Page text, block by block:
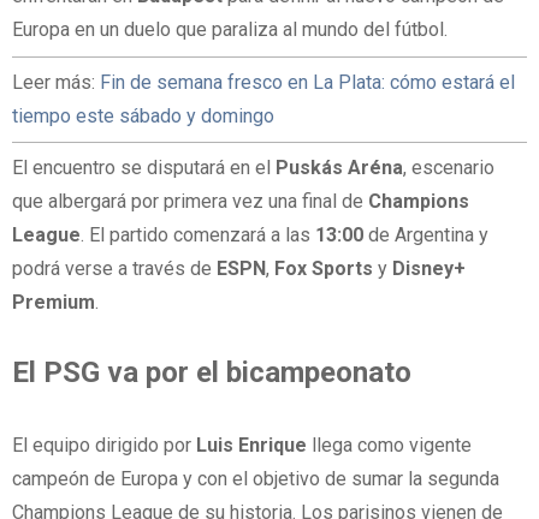
Europa en un duelo que paraliza al mundo del fútbol.
Leer más: Fin de semana fresco en La Plata: cómo estará el
tiempo este sábado y domingo
El encuentro se disputará en el Puskás Aréna, escenario
que albergará por primera vez una final de Champions
League. El partido comenzará a las 13:00 de Argentina y
podrá verse a través de ESPN, Fox Sports y Disney+
Premium.
El PSG va por el bicampeonato
El equipo dirigido por Luis Enrique llega como vigente
campeón de Europa y con el objetivo de sumar la segunda
Champions League de su historia. Los parisinos vienen de